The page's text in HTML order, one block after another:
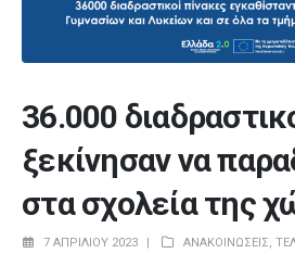
36.000
ξεκίνησαν να
στα σχολεία της
7 ΑΠΡΙΛΊΟΥ 2023 ΑΝΑΚΟΙΝΏΣΕΙΣ,